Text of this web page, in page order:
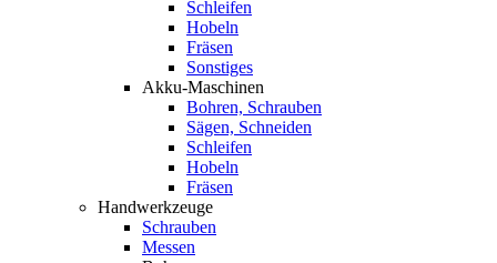
Schleifen
Hobeln
Fräsen
Sonstiges
Akku-Maschinen
Bohren, Schrauben
Sägen, Schneiden
Schleifen
Hobeln
Fräsen
Handwerkzeuge
Schrauben
Messen